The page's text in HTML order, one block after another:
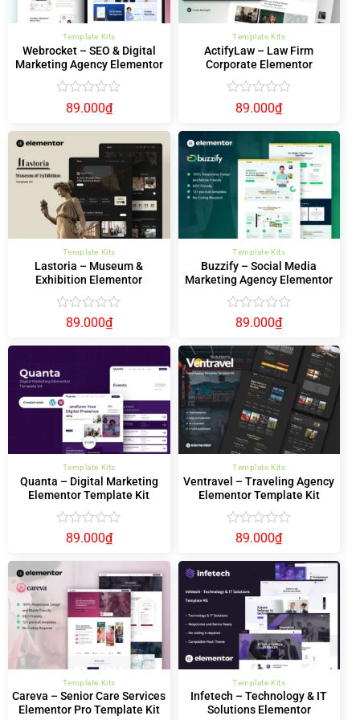
Template Kits
Webrocket – SEO & Digital
Marketing Agency Elementor
Template Kit
Được
hạng
0
89.000₫
Template Kits
ActifyLaw – Law Firm
Corporate Elementor
Template Kit
Được
hạng
0
sao
89.000₫
Template Kits
Lastoria – Museum &
Exhibition Elementor
Template Kit
Được
hạng
5
sao
89.000₫
Template Kits
Buzzify – Social Media
Marketing Agency Elementor
Template Kit
Được
hạng
0
5
sao
89.000₫
Template Kits
Quanta – Digital Marketing
Elementor Template Kit
Được
hạng
0
89.000₫
Template Kits
Ventravel – Traveling Agency
Elementor Template Kit
Được
hạng
0
5
89.000₫
Template Kits
Careva – Senior Care Services
Elementor Pro Template Kit
Template Kits
Infetech – Technology & IT
Solutions Elementor